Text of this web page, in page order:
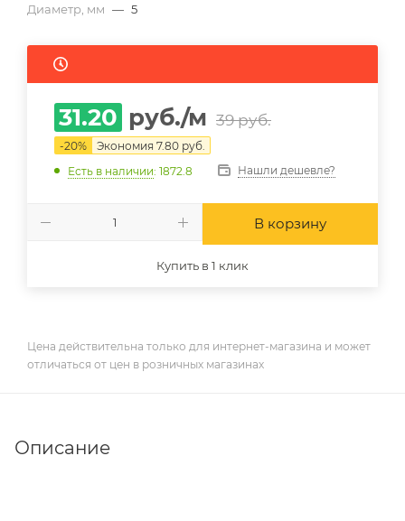
Диаметр, мм — 5
31.20 руб./м 39руб.
-20% Экономия 7.80 руб.
Есть в наличии: 1872.8 Нашли дешевле?
В корзину
Купить в 1 клик
Цена действительна только для интернет-магазина и может
отличаться от цен в розничных магазинах
Описание